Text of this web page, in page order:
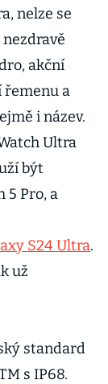
nelze se
akční
řemenu a
i název.
Ultra
být
5 Pro, a
S24 Ultra.
už
standard
s IP68.